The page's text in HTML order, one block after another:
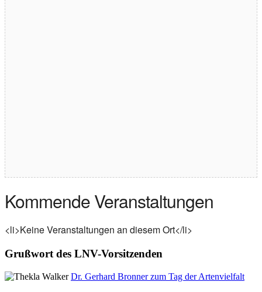
Kommende Veranstaltungen
<li>Keine Veranstaltungen an diesem Ort</li>
Grußwort des LNV-Vorsitzenden
Dr. Gerhard Bronner zum Tag der Artenvielfalt